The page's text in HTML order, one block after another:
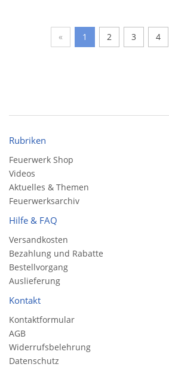
« 1 2 3 4
Rubriken
Feuerwerk Shop
Videos
Aktuelles & Themen
Feuerwerksarchiv
Hilfe & FAQ
Versandkosten
Bezahlung und Rabatte
Bestellvorgang
Auslieferung
Kontakt
Kontaktformular
AGB
Widerrufsbelehrung
Datenschutz